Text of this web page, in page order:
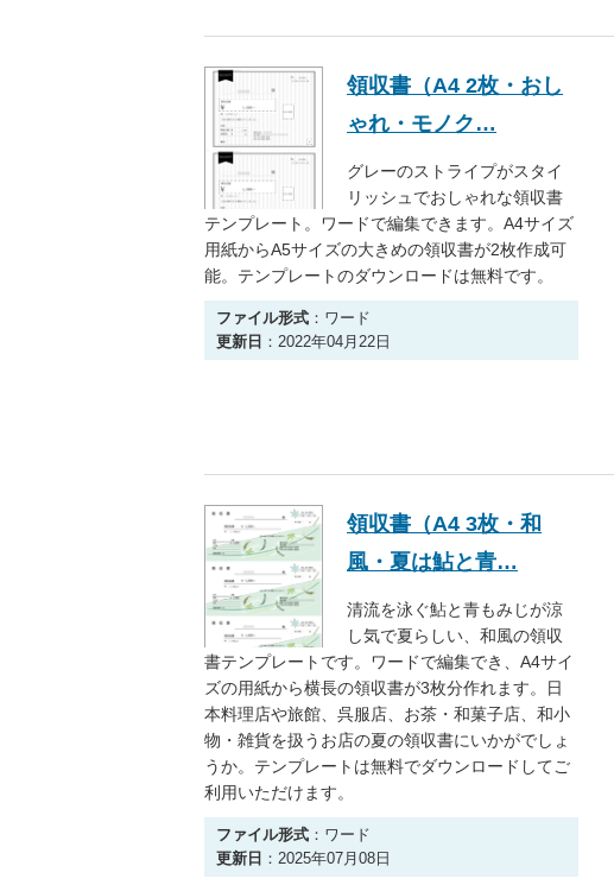
領収書（A4 2枚・おし
ゃれ・モノク…
グレーのストライプがスタイ
リッシュでおしゃれな領収書
テンプレート。ワードで編集できます。A4サイズ
用紙からA5サイズの大きめの領収書が2枚作成可
能。テンプレートのダウンロードは無料です。
ファイル形式 ：ワード
更新日 ：2022年04月22日
領収書（A4 3枚・和
風・夏は鮎と青…
清流を泳ぐ鮎と青もみじが涼
し気で夏らしい、和風の領収
書テンプレートです。ワードで編集でき、A4サイ
ズの用紙から横長の領収書が3枚分作れます。日
本料理店や旅館、呉服店、お茶・和菓子店、和小
物・雑貨を扱うお店の夏の領収書にいかがでしょ
うか。テンプレートは無料でダウンロードしてご
利用いただけます。
ファイル形式 ：ワード
更新日 ：2025年07月08日